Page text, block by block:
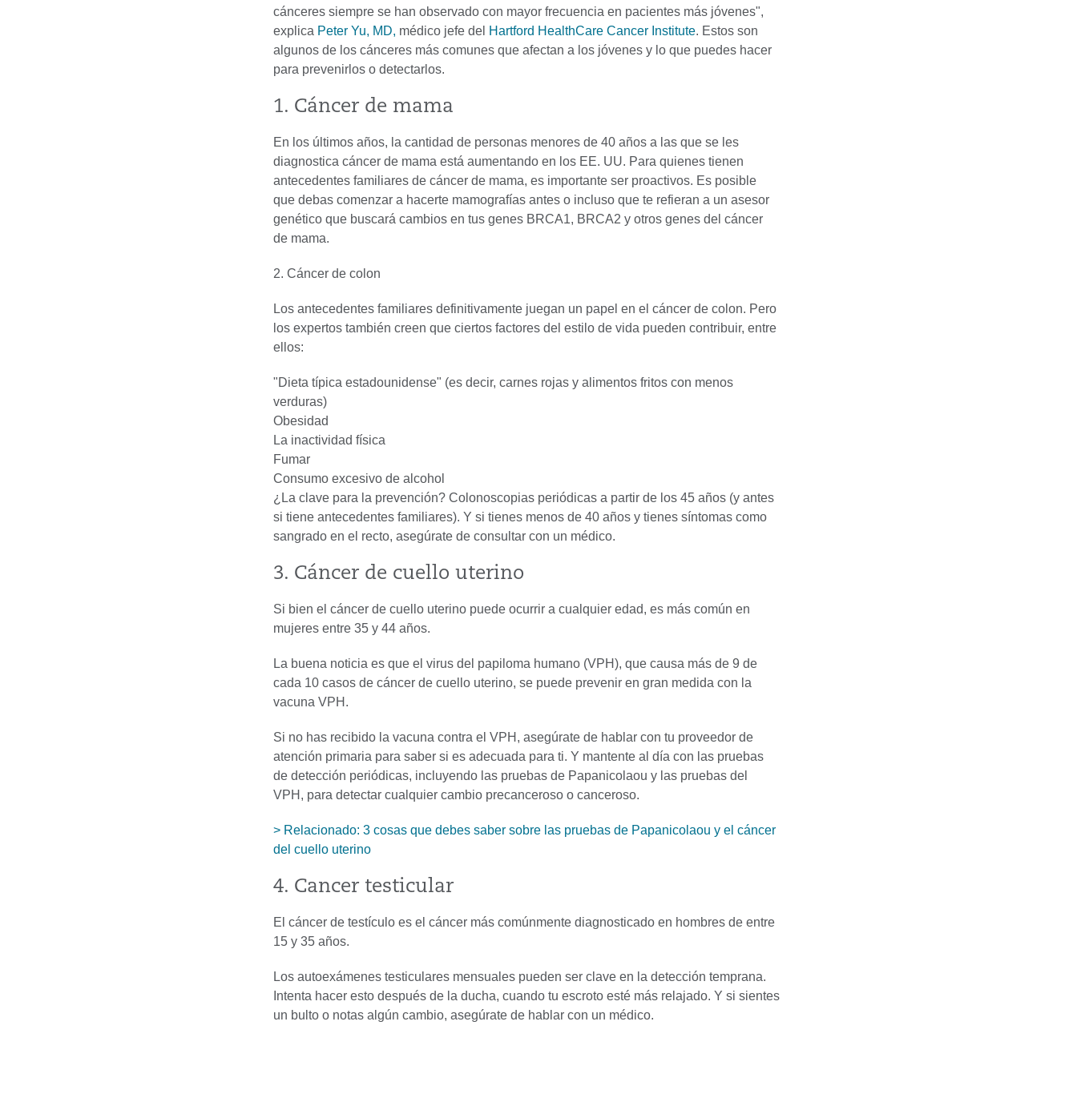
cánceres siempre se han observado con mayor frecuencia en pacientes más jóvenes",
explica Peter Yu, MD, médico jefe del Hartford HealthCare Cancer Institute. Estos son
algunos de los cánceres más comunes que afectan a los jóvenes y lo que puedes hacer
para prevenirlos o detectarlos.
1. Cáncer de mama
En los últimos años, la cantidad de personas menores de 40 años a las que se les
diagnostica cáncer de mama está aumentando en los EE. UU. Para quienes tienen
antecedentes familiares de cáncer de mama, es importante ser proactivos. Es posible
que debas comenzar a hacerte mamografías antes o incluso que te refieran a un asesor
genético que buscará cambios en tus genes BRCA1, BRCA2 y otros genes del cáncer
de mama.
2. Cáncer de colon
Los antecedentes familiares definitivamente juegan un papel en el cáncer de colon. Pero
los expertos también creen que ciertos factores del estilo de vida pueden contribuir, entre
ellos:
"Dieta típica estadounidense" (es decir, carnes rojas y alimentos fritos con menos
verduras)
Obesidad
La inactividad física
Fumar
Consumo excesivo de alcohol
¿La clave para la prevención? Colonoscopias periódicas a partir de los 45 años (y antes
si tiene antecedentes familiares). Y si tienes menos de 40 años y tienes síntomas como
sangrado en el recto, asegúrate de consultar con un médico.
3. Cáncer de cuello uterino
Si bien el cáncer de cuello uterino puede ocurrir a cualquier edad, es más común en
mujeres entre 35 y 44 años.
La buena noticia es que el virus del papiloma humano (VPH), que causa más de 9 de
cada 10 casos de cáncer de cuello uterino, se puede prevenir en gran medida con la
vacuna VPH.
Si no has recibido la vacuna contra el VPH, asegúrate de hablar con tu proveedor de
atención primaria para saber si es adecuada para ti. Y mantente al día con las pruebas
de detección periódicas, incluyendo las pruebas de Papanicolaou y las pruebas del
VPH, para detectar cualquier cambio precanceroso o canceroso.
> Relacionado: 3 cosas que debes saber sobre las pruebas de Papanicolaou y el cáncer
del cuello uterino
4. Cancer testicular
El cáncer de testículo es el cáncer más comúnmente diagnosticado en hombres de entre
15 y 35 años.
Los autoexámenes testiculares mensuales pueden ser clave en la detección temprana.
Intenta hacer esto después de la ducha, cuando tu escroto esté más relajado. Y si sientes
un bulto o notas algún cambio, asegúrate de hablar con un médico.